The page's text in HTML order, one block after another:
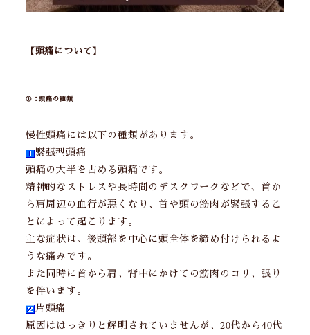
【頭痛について】
①：頭痛の種類
慢性頭痛には以下の種類があります。
緊張型頭痛
頭痛の大半を占める頭痛です。
精神的なストレスや長時間のデスクワークなどで、首か
ら肩周辺の血行が悪くなり、首や頭の筋肉が緊張するこ
とによって起こります。
主な症状は、後頭部を中心に頭全体を締め付けられるよ
うな痛みです。
また同時に首から肩、背中にかけての筋肉のコリ、張り
を伴います。
片頭痛
原因ははっきりと解明されていませんが、20代から40代